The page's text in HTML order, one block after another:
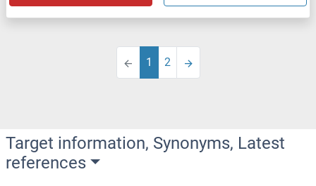
1 2
Target information, Synonyms, Latest
references